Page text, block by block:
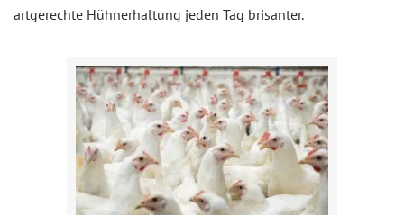
artgerechte Hühnerhaltung jeden Tag brisanter.